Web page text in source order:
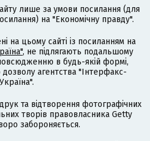
лише за умови посилання (для
на "Економічну правду".
на цьому сайті із посиланням на
, не підлягають подальшому
в будь-якій формі,
агентства "Інтерфакс-
Україна".
та відтворення фотографічних
творів правовласника Getty
забороняється.